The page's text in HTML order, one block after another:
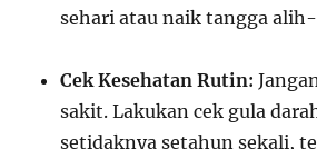
sehari atau naik tangga
Cek Kesehatan Rutin:
sakit. Lakukan cek gula
setidaknya setahun sekali,